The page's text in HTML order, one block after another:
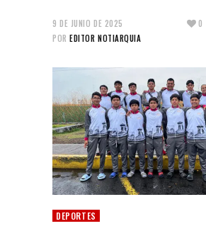
9 DE JUNIO DE 2025
POR EDITOR NOTIARQUIA
0
DEPORTES